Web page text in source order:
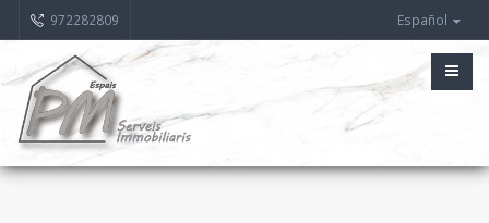
972282809 Español